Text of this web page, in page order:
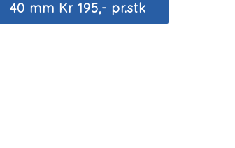
40 mm Kr 195,- pr.stk